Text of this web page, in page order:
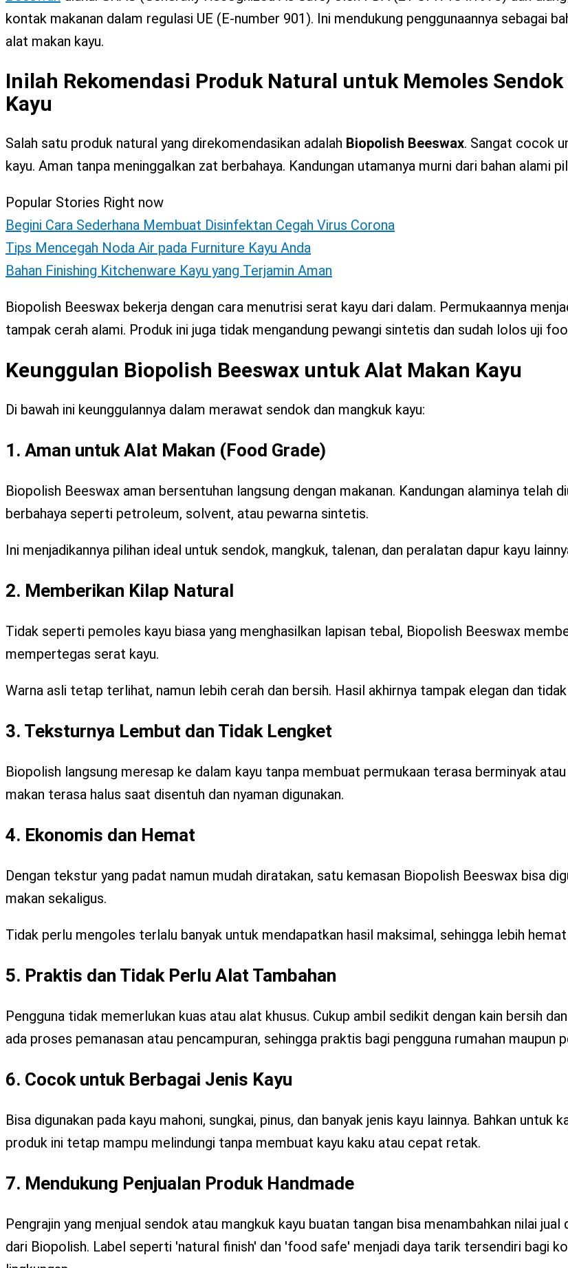
kontak makanan dalam regulasi UE (E‑number 901). Ini mendukung penggunaannya sebagai
alat makan kayu.
Inilah Rekomendasi Produk Natural untuk Memoles
Kayu
Salah satu produk natural yang direkomendasikan adalah Biopolish Beeswax. Sangat cocok
kayu. Aman tanpa meninggalkan zat berbahaya. Kandungan utamanya murni dari bahan alami
Popular Stories Right now
Begini Cara Sederhana Membuat Disinfektan Cegah Virus Corona
Tips Mencegah Noda Air pada Furniture Kayu Anda
Bahan Finishing Kitchenware Kayu yang Terjamin Aman
Biopolish Beeswax bekerja dengan cara menutrisi serat kayu dari dalam. Permukaannya
tampak cerah alami. Produk ini juga tidak mengandung pewangi sintetis dan sudah lolos uji
Keunggulan Biopolish Beeswax untuk Alat Makan Kayu
Di bawah ini keunggulannya dalam merawat sendok dan mangkuk kayu:
1. Aman untuk Alat Makan (Food Grade)
Biopolish Beeswax aman bersentuhan langsung dengan makanan. Kandungan alaminya telah
berbahaya seperti petroleum, solvent, atau pewarna sintetis.
Ini menjadikannya pilihan ideal untuk sendok, mangkuk, talenan, dan peralatan dapur kayu
2. Memberikan Kilap Natural
Tidak seperti pemoles kayu biasa yang menghasilkan lapisan tebal, Biopolish Beeswax
mempertegas serat kayu.
Warna asli tetap terlihat, namun lebih cerah dan bersih. Hasil akhirnya tampak elegan dan
3. Teksturnya Lembut dan Tidak Lengket
Biopolish langsung meresap ke dalam kayu tanpa membuat permukaan terasa berminyak
makan terasa halus saat disentuh dan nyaman digunakan.
4. Ekonomis dan Hemat
Dengan tekstur yang padat namun mudah diratakan, satu kemasan Biopolish Beeswax bisa
makan sekaligus.
Tidak perlu mengoles terlalu banyak untuk mendapatkan hasil maksimal, sehingga lebih
5. Praktis dan Tidak Perlu Alat Tambahan
Pengguna tidak memerlukan kuas atau alat khusus. Cukup ambil sedikit dengan kain bersih
ada proses pemanasan atau pencampuran, sehingga praktis bagi pengguna rumahan maupun
6. Cocok untuk Berbagai Jenis Kayu
Bisa digunakan pada kayu mahoni, sungkai, pinus, dan banyak jenis kayu lainnya. Bahkan untuk
produk ini tetap mampu melindungi tanpa membuat kayu kaku atau cepat retak.
7. Mendukung Penjualan Produk Handmade
Pengrajin yang menjual sendok atau mangkuk kayu buatan tangan bisa menambahkan nilai
dari Biopolish. Label seperti 'natural finish' dan 'food safe' menjadi daya tarik tersendiri bagi